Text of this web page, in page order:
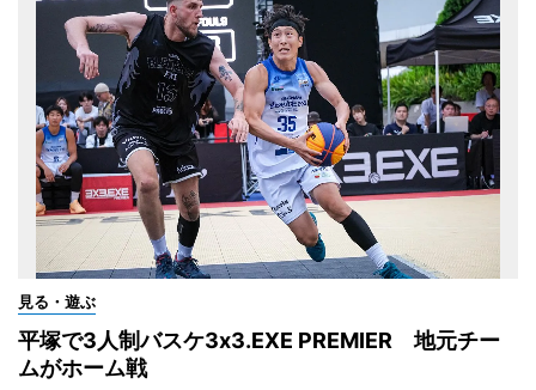
見る・遊ぶ
平塚で3人制バスケ3x3.EXE PREMIER 地元チー
ムがホーム戦